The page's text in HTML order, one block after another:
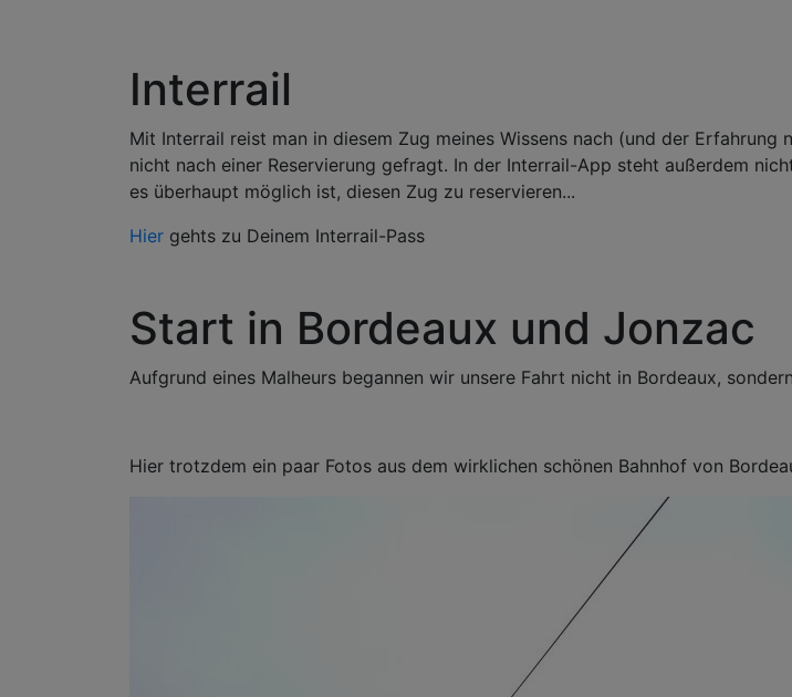
Interrail
Mit Interrail reist man in diesem Zug meines Wissens nach (und der
nicht nach einer Reservierung gefragt. In der Interrail-App steht außerdem
es überhaupt möglich ist, diesen Zug zu reservieren...
Hier gehts zu Deinem Interrail-Pass
Start in Bordeaux und Jonzac
Aufgrund eines Malheurs begannen wir unsere Fahrt nicht in Bordeaux,
Hier trotzdem ein paar Fotos aus dem wirklichen schönen Bahnhof von